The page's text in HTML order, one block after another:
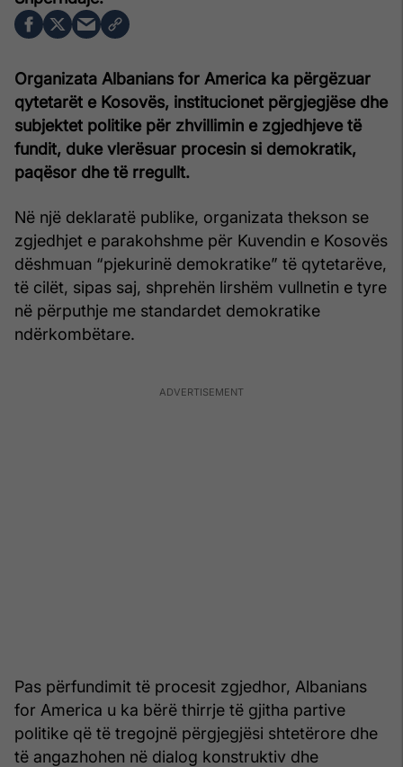
Organizata Albanians for America ka përgëzuar
qytetarët e Kosovës, institucionet përgjegjëse dhe
subjektet politike për zhvillimin e zgjedhjeve të
fundit, duke vlerësuar procesin si demokratik,
paqësor dhe të rregullt.
Në një deklaratë publike, organizata thekson se
zgjedhjet e parakohshme për Kuvendin e Kosovës
dëshmuan “pjekurinë demokratike” të qytetarëve,
të cilët, sipas saj, shprehën lirshëm vullnetin e tyre
në përputhje me standardet demokratike
ndërkombëtare.
Pas përfundimit të procesit zgjedhor, Albanians
for America u ka bërë thirrje të gjitha partive
politike që të tregojnë përgjegjësi shtetërore dhe
të angazhohen në dialog konstruktiv dhe